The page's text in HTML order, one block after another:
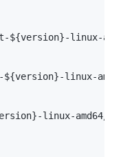
linux-
linux-
linux-amd64/